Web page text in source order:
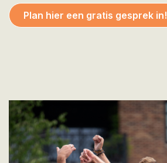
Plan hier een gratis gesprek in!